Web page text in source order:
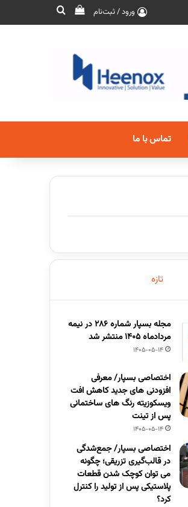
ورود / ثبت‌نام
تماس با ما
تازه
مجله بسپار شماره 286 در نیمه
مردادماه 1405 منتشر شد
1405-05-14
اختصاصی بسپار/ معرفی
افزودنی های جدید کاهش افت
ویسکوزیته رنگ های ساختمانی
پس از تینت
1405-05-14
اختصاصی بسپار/ جمع‌شدگی
در قالب‌گیری تزریقی؛ چگونه
می توان کوچک شدن قطعات
پلاستیکی پس از تولید را کنترل
کرد؟